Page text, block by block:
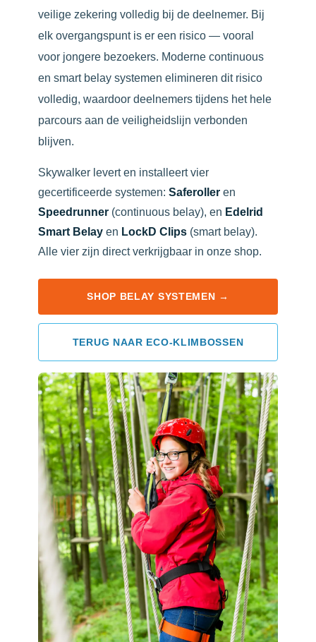
veilige zekering volledig bij de deelnemer. Bij
elk overgangspunt is er een risico — vooral
voor jongere bezoekers. Moderne continuous
en smart belay systemen elimineren dit risico
volledig, waardoor deelnemers tijdens het hele
parcours aan de veiligheidslijn verbonden
blijven.
Skywalker levert en installeert vier
gecertificeerde systemen: Saferoller en
Speedrunner (continuous belay), en Edelrid
Smart Belay en LockD Clips (smart belay).
Alle vier zijn direct verkrijgbaar in onze shop.
SHOP BELAY SYSTEMEN →
TERUG NAAR ECO-KLIMBOSSEN